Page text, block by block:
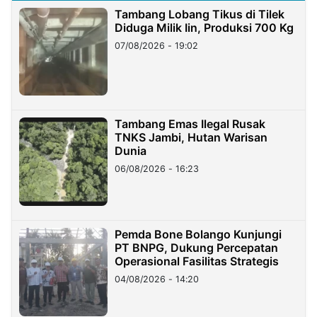
Tambang Lobang Tikus di Tilek
Diduga Milik Iin, Produksi 700 Kg
07/08/2026 - 19:02
Tambang Emas Ilegal Rusak
TNKS Jambi, Hutan Warisan
Dunia
06/08/2026 - 16:23
Pemda Bone Bolango Kunjungi
PT BNPG, Dukung Percepatan
Operasional Fasilitas Strategis
04/08/2026 - 14:20